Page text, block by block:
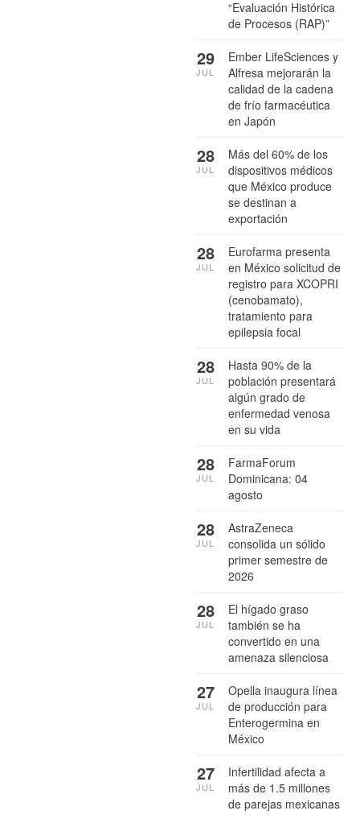
“Evaluación Histórica
de Procesos (RAP)”
Ember LifeSciences y
Alfresa mejorarán la
calidad de la cadena
de frío farmacéutica
en Japón
29
JUL
Más del 60% de los
dispositivos médicos
que México produce
se destinan a
exportación
28
JUL
Eurofarma presenta
en México solicitud de
registro para XCOPRI
(cenobamato),
tratamiento para
epilepsia focal
28
JUL
Hasta 90% de la
población presentará
algún grado de
enfermedad venosa
en su vida
28
JUL
FarmaForum
Dominicana: 04
agosto
28
JUL
AstraZeneca
consolida un sólido
primer semestre de
2026
28
JUL
El hígado graso
también se ha
convertido en una
amenaza silenciosa
28
JUL
Opella inaugura línea
de producción para
Enterogermina en
México
27
JUL
Infertilidad afecta a
más de 1.5 millones
de parejas mexicanas
27
JUL